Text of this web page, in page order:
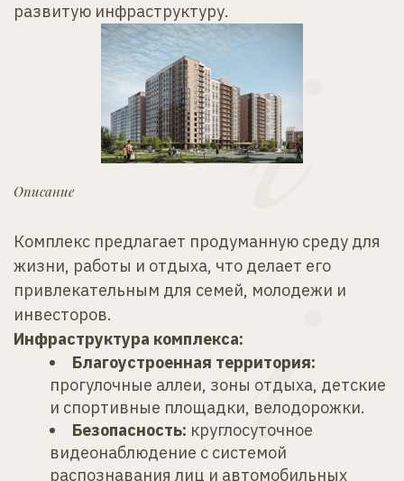
развитую инфраструктуру.
Описание
Комплекс предлагает продуманную среду для
жизни, работы и отдыха, что делает его
привлекательным для семей, молодежи и
инвесторов.
Инфраструктура комплекса:
Благоустроенная территория:
прогулочные аллеи, зоны отдыха, детские
и спортивные площадки, велодорожки.
Безопасность: круглосуточное
видеонаблюдение с системой
распознавания лиц и автомобильных